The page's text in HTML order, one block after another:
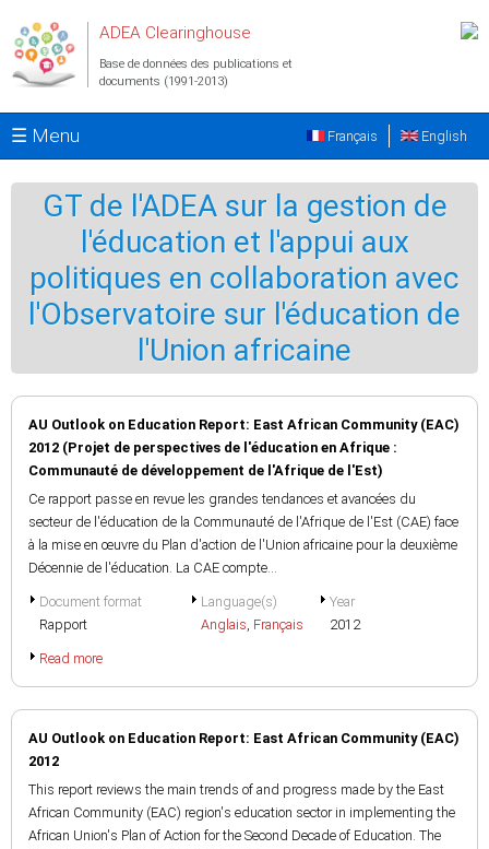
ADEA Clearinghouse
Base de données des publications et
documents (1991-2013)
☰ Menu English
Français
GT de l'ADEA sur la gestion de
l'éducation et l'appui aux
politiques en collaboration avec
l'Observatoire sur l'éducation de
l'Union africaine
AU Outlook on Education Report: East African Community (EAC)
2012 (Projet de perspectives de l'éducation en Afrique :
Communauté de développement de l'Afrique de l'Est)
Ce rapport passe en revue les grandes tendances et avancées du
secteur de l'éducation de la Communauté de l'Afrique de l'Est (CAE) face
à la mise en œuvre du Plan d'action de l'Union africaine pour la deuxième
Décennie de l'éducation. La CAE compte...
Document format
Rapport
Language(s)
Anglais, Français
Year
2012
Read more
AU Outlook on Education Report: East African Community (EAC)
2012
This report reviews the main trends of and progress made by the East
African Community (EAC) region's education sector in implementing the
African Union's Plan of Action for the Second Decade of Education. The